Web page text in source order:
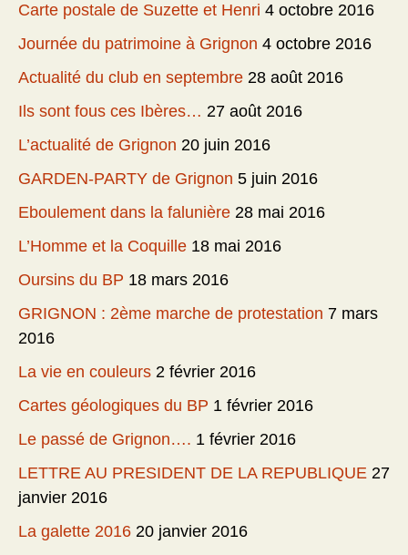
Carte postale de Suzette et Henri 4 octobre 2016
Journée du patrimoine à Grignon 4 octobre 2016
Actualité du club en septembre 28 août 2016
Ils sont fous ces Ibères… 27 août 2016
L’actualité de Grignon 20 juin 2016
GARDEN-PARTY de Grignon 5 juin 2016
Eboulement dans la falunière 28 mai 2016
L’Homme et la Coquille 18 mai 2016
Oursins du BP 18 mars 2016
GRIGNON : 2ème marche de protestation 7 mars
2016
La vie en couleurs 2 février 2016
Cartes géologiques du BP 1 février 2016
Le passé de Grignon…. 1 février 2016
LETTRE AU PRESIDENT DE LA REPUBLIQUE 27
janvier 2016
La galette 2016 20 janvier 2016